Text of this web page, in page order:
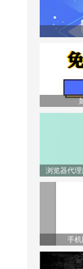
浏览器代理
手